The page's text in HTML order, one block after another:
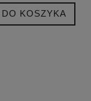
DO KOSZYKA